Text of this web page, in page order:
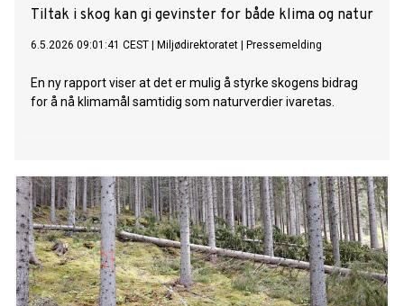
Tiltak i skog kan gi gevinster for både klima og natur
6.5.2026 09:01:41 CEST Miljødirektoratet Pressemelding
En ny rapport viser at det er mulig å styrke skogens bidrag
for å nå klimamål samtidig som naturverdier ivaretas.